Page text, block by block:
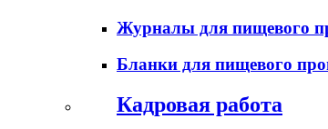
Журналы для пищевого
Бланки для пищевого
Кадровая работа